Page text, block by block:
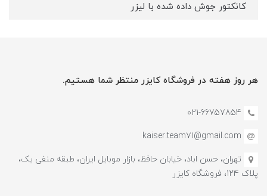
کانکتور جوش داده شده با لیزر
هر روز هفته در فروشگاه کایزر منتظر شما هستیم.
021-66757854
kaiser.team71@gmail.com
تهران، حسن اباد، خیابان حافظ، بازار موبایل ایران، طبقه منفی یک،
پلاک 124، فروشگاه کایزر